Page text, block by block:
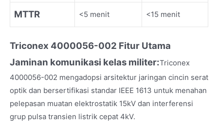
MTTR <5 menit <15 menit
Triconex 4000056-002 Fitur Utama
Jaminan komunikasi kelas militer:Triconex
4000056-002 mengadopsi arsitektur jaringan cincin serat
optik dan bersertifikasi standar IEEE 1613 untuk menahan
pelepasan muatan elektrostatik 15kV dan interferensi
grup pulsa transien listrik cepat 4kV.